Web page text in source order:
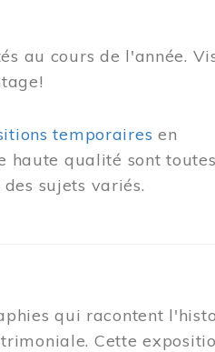
au cours de l'année.
temporaires en
haute qualité sont toutes
sujets variés.
qui racontent
Cette